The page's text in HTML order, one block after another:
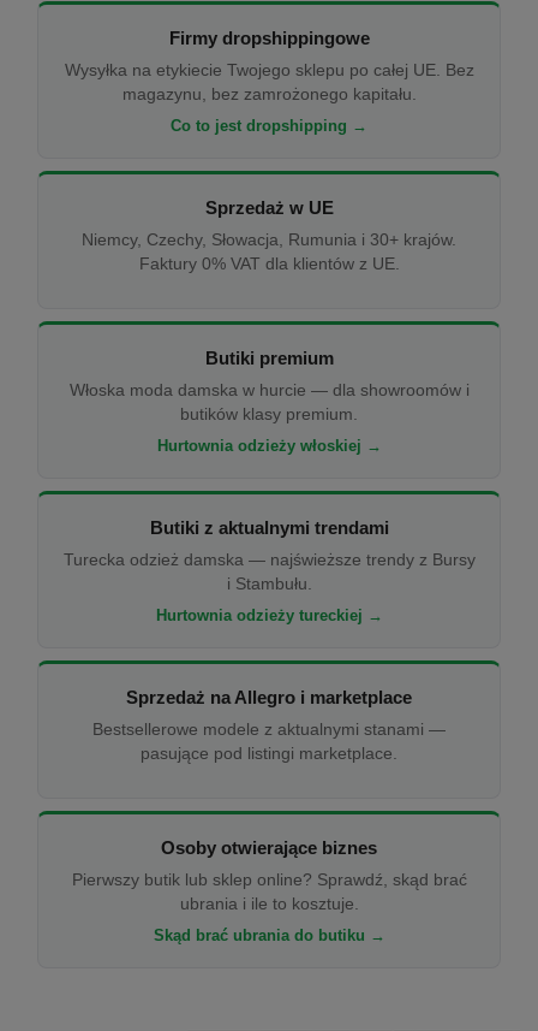
Firmy dropshippingowe
Wysyłka na etykiecie Twojego sklepu po całej UE. Bez
magazynu, bez zamrożonego kapitału.
Co to jest dropshipping →
Sprzedaż w UE
Niemcy, Czechy, Słowacja, Rumunia i 30+ krajów.
Faktury 0% VAT dla klientów z UE.
Butiki premium
Włoska moda damska w hurcie — dla showroomów i
butików klasy premium.
Hurtownia odzieży włoskiej →
Butiki z aktualnymi trendami
Turecka odzież damska — najświeższe trendy z Bursy
i Stambułu.
Hurtownia odzieży tureckiej →
Sprzedaż na Allegro i marketplace
Bestsellerowe modele z aktualnymi stanami —
pasujące pod listingi marketplace.
Osoby otwierające biznes
Pierwszy butik lub sklep online? Sprawdź, skąd brać
ubrania i ile to kosztuje.
Skąd brać ubrania do butiku →